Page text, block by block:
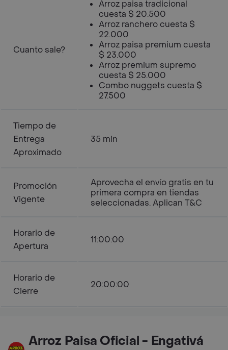
Cuanto sale?
Arroz paisa tradicional
cuesta $ 20.500
Arroz ranchero cuesta $
22.000
Arroz paisa premium cuesta
$ 23.000
Arroz premium supremo
cuesta $ 25.000
Combo nuggets cuesta $
27.500
Tiempo de
Entrega
Aproximado
35 min
Promoción
Vigente
Aprovecha el envío gratis en tu
primera compra en tiendas
seleccionadas. Aplican T&C
Horario de
Apertura
11:00:00
Horario de
Cierre
20:00:00
Arroz Paisa Oficial - Engativá